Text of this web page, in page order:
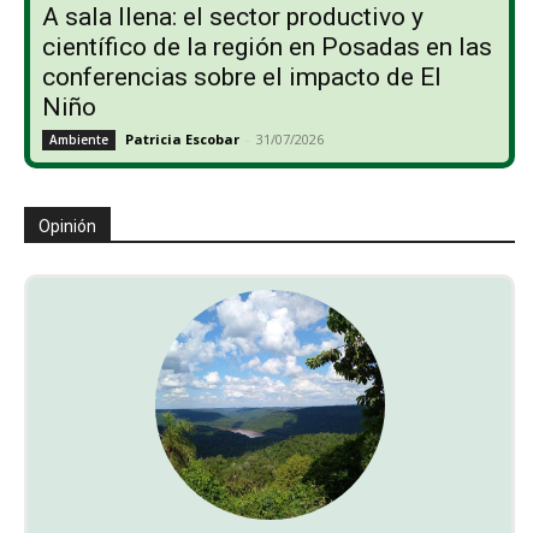
A sala llena: el sector productivo y
científico de la región en Posadas en las
conferencias sobre el impacto de El
Niño
Ambiente Patricia Escobar - 31/07/2026
Opinión